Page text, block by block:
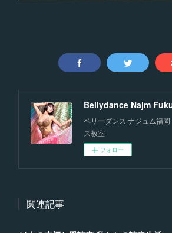
Bellydance Najm
ベリーダンス ナジュム福
ス教室-
フォロー
関連記事